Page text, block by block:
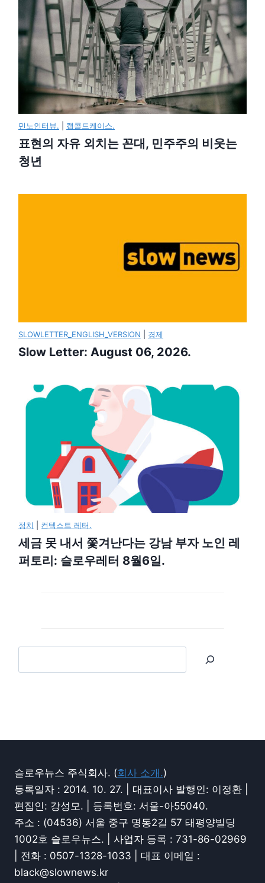
민노인터뷰. 캡콜드케이스.
표현의 자유 외치는 꼰대, 민주주의 비웃는
청년
SLOWLETTER_ENGLISH_VERSION 경제
Slow Letter: August 06, 2026.
정치 컨텍스트 레터.
세금 못 내서 쫓겨난다는 강남 부자 노인 레
퍼토리: 슬로우레터 8월6일.
슬로우뉴스 주식회사. (회사 소개.)
등록일자 : 2014. 10. 27. | 대표이사 발행인: 이정환 |
편집인: 강성모. | 등록번호: 서울-아55040.
주소 : (04536) 서울 중구 명동2길 57 태평양빌딩
1002호 슬로우뉴스. | 사업자 등록 : 731-86-02969
| 전화 : 0507-1328-1033 | 대표 이메일 :
black@slownews.kr